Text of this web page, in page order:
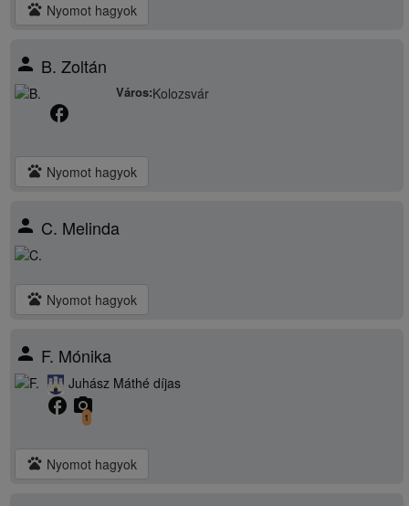
pets Nyomot hagyok
person B. Zoltán
Város:Kolozsvár
facebook
pets Nyomot hagyok
person C. Melinda
pets Nyomot hagyok
person F. Mónika
Juhász Máthé díjas
facebook camera_alt
1
pets Nyomot hagyok